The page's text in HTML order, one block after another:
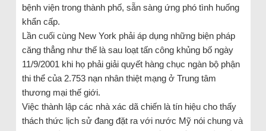
bệnh viện trong thành phố, sẵn sàng ứng phó tình huống
khẩn cấp.
Lần cuối cùng New York phải áp dụng những biện pháp
căng thẳng như thế là sau loạt tấn công khủng bố ngày
11/9/2001 khi họ phải giải quyết hàng chục ngàn bộ phận
thi thể của 2.753 nạn nhân thiệt mạng ở Trung tâm
thương mại thế giới.
Việc thành lập các nhà xác dã chiến là tín hiệu cho thấy
thách thức lịch sử đang đặt ra với nước Mỹ nói chung và